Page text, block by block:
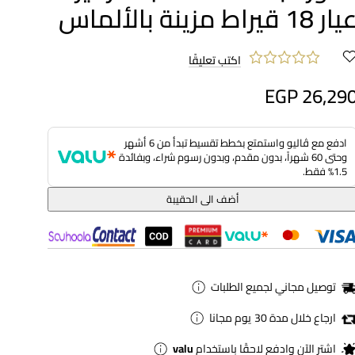
مزينة بالألماس
اكتب تعليقًا
EGP
ادفع مع ڤاليو واستمتع بخطط تقسيط تبدأ من 6 أشهر
وحتى 60 شهراً، بدون مقدم، وبدون رسوم شراء، وبفائدة
1.5% فقط.
أضف الى الحقيبة
توصيل مجاني لجميع الطلبات
ارجاع خلال مدة 30 يوم مجانا
اشترِ الآن وادفع لاحقًا باستخدامvalu